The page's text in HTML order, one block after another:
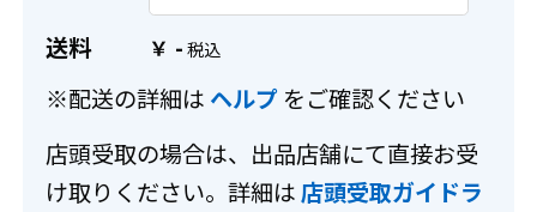
送料 ￥ -
※配送の詳細は ヘルプ をご確認ください
店頭受取の場合は、出品店舗にて直接お受
け取りください。詳細は店頭受取ガイドラ